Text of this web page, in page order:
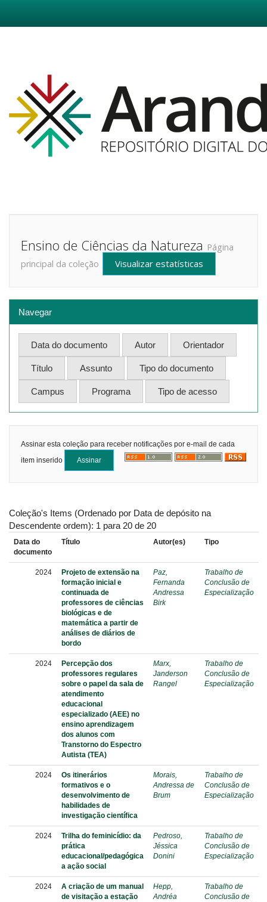
Ensino de Ciências da Natureza Página
principal da coleção
Visualizar estatísticas
Navegar
Assinar esta coleção para receber notificações por e-mail de cada
item inserido
Coleção's Items (Ordenado por Data de depósito na
Descendente ordem): 1 para 20 de 20
Data do
documento
Título Autor(es) Tipo
2024
Projeto de extensão na
formação inicial e
continuada de
professores de ciências
biológicas e de
matemática a partir de
análises de diários de
bordo
Paz,
Fernanda
Andressa
Birk
Trabalho de
Conclusão de
Especialização
2024
Percepção dos
professores regulares
sobre o papel da sala de
atendimento
educacional
especializado (AEE) no
ensino aprendizagem
dos alunos com
Transtorno do Espectro
Autista (TEA)
Marx,
Janderson
Rangel
Trabalho de
Conclusão de
Especialização
2024
Os itinerários
formativos e o
desenvolvimento de
habilidades de
investigação científica
Morais,
Andressa de
Brum
Trabalho de
Conclusão de
Especialização
2024
Trilha do feminicídio: da
prática
educacional/pedagógica
a ação social
Pedroso,
Jéssica
Donini
Trabalho de
Conclusão de
Especialização
2024
A criação de um manual
de visitação a estação
Hepp,
Andréa
Trabalho de
Conclusão de